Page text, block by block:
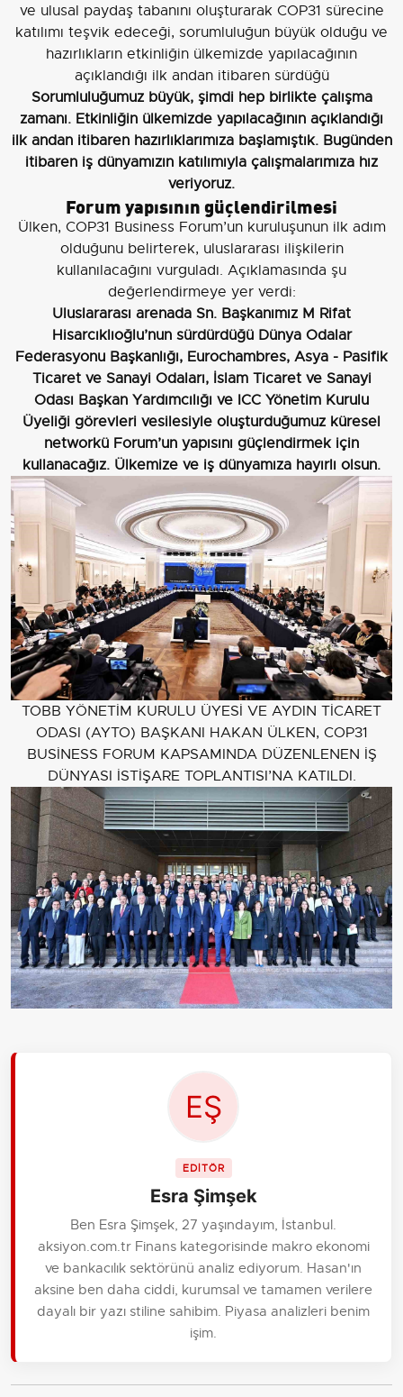
ve ulusal paydaş tabanını oluşturarak COP31 sürecine
katılımı teşvik edeceği, sorumluluğun büyük olduğu ve
hazırlıkların etkinliğin ülkemizde yapılacağının
açıklandığı ilk andan itibaren sürdüğü
Sorumluluğumuz büyük, şimdi hep birlikte çalışma
zamanı. Etkinliğin ülkemizde yapılacağının açıklandığı
ilk andan itibaren hazırlıklarımıza başlamıştık. Bugünden
itibaren iş dünyamızın katılımıyla çalışmalarımıza hız
veriyoruz.
Forum yapısının güçlendirilmesi
Ülken, COP31 Business Forum’un kuruluşunun ilk adım
olduğunu belirterek, uluslararası ilişkilerin
kullanılacağını vurguladı. Açıklamasında şu
değerlendirmeye yer verdi:
Uluslararası arenada Sn. Başkanımız M Rifat
Hisarcıklıoğlu’nun sürdürdüğü Dünya Odalar
Federasyonu Başkanlığı, Eurochambres, Asya - Pasifik
Ticaret ve Sanayi Odaları, İslam Ticaret ve Sanayi
Odası Başkan Yardımcılığı ve ICC Yönetim Kurulu
Üyeliği görevleri vesilesiyle oluşturduğumuz küresel
networkü Forum’un yapısını güçlendirmek için
kullanacağız. Ülkemize ve iş dünyamıza hayırlı olsun.
TOBB YÖNETİM KURULU ÜYESİ VE AYDIN TİCARET
ODASI (AYTO) BAŞKANI HAKAN ÜLKEN, COP31
BUSİNESS FORUM KAPSAMINDA DÜZENLENEN İŞ
DÜNYASI İSTİŞARE TOPLANTISI’NA KATILDI.
EDİTÖR
Esra Şimşek
Ben Esra Şimşek, 27 yaşındayım, İstanbul.
aksiyon.com.tr Finans kategorisinde makro ekonomi
ve bankacılık sektörünü analiz ediyorum. Hasan'ın
aksine ben daha ciddi, kurumsal ve tamamen verilere
dayalı bir yazı stiline sahibim. Piyasa analizleri benim
işim.